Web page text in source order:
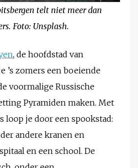
telt niet meer dan
Foto: Unsplash.
, de hoofdstad van
’s zomers een boeiende
voormalige Russische
Pyramiden maken. Met
loop je door een spookstad:
andere kranen en
en een school. De